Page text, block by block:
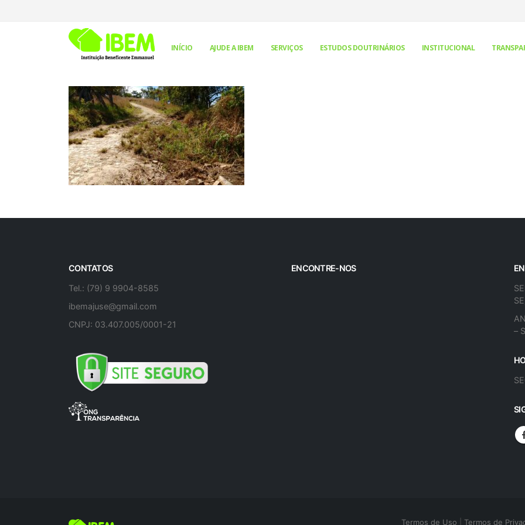
INÍCIO AJUDE A IBEM SERVIÇOS ESTUDOS DOUTRINÁRIOS INSTITUCIONAL
CONTATOS
Tel.: (79) 9 9904-8585
ibemajuse@gmail.com
CNPJ: 03.407.005/0001-21
ENCONTRE-NOS
–
Termos de Uso Termos de